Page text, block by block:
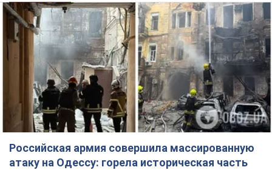
Российская армия совершила массированную
атаку на Одессу: горела историческая часть